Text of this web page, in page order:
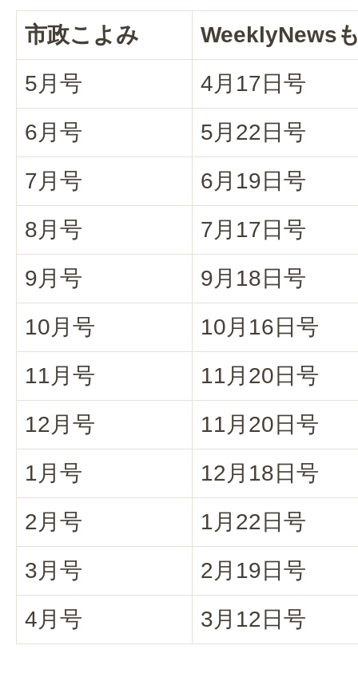
市政こよみ
WeeklyNews
5月号
4月17日号
6月号
5月22日号
7月号
6月19日号
8月号
7月17日号
9月号
9月18日号
10月号
10月16日号
11月号
11月20日号
12月号
11月20日号
1月号
12月18日号
2月号
1月22日号
3月号
2月19日号
4月号
3月12日号